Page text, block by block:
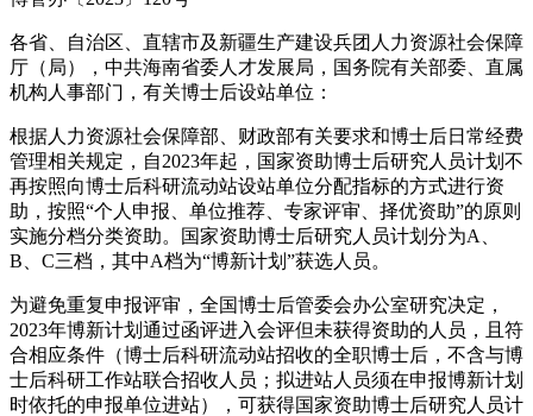
各省、自治区、直辖市及新疆生产建设兵团人力资源社会保障
厅（局），中共海南省委人才发展局，国务院有关部委、直属
机构人事部门，有关博士后设站单位：
根据人力资源社会保障部、财政部有关要求和博士后日常经费
管理相关规定，自2023年起，国家资助博士后研究人员计划不
再按照向博士后科研流动站设站单位分配指标的方式进行资
助，按照“个人申报、单位推荐、专家评审、择优资助”的原则
实施分档分类资助。国家资助博士后研究人员计划分为A、
B、C三档，其中A档为“博新计划”获选人员。
为避免重复申报评审，全国博士后管委会办公室研究决定，
2023年博新计划通过函评进入会评但未获得资助的人员，且符
合相应条件（博士后科研流动站招收的全职博士后，不含与博
士后科研工作站联合招收人员；拟进站人员须在申报博新计划
时依托的申报单位进站），可获得国家资助博士后研究人员计